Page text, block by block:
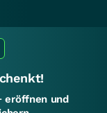
eröffnen und